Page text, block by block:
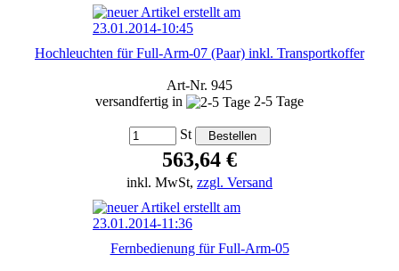
Hochleuchten für Full-Arm-07 (Paar) inkl. Transportkoffer
Art-Nr. 945
versandfertig in
2-5 Tage
St
563,64 €
inkl. MwSt, zzgl. Versand
Fernbedienung für Full-Arm-05